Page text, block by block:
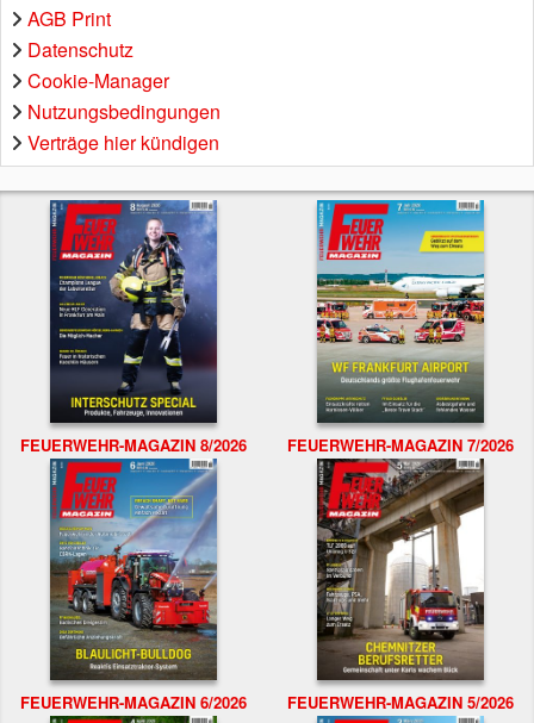
AGB Print
Datenschutz
Cookie-Manager
Nutzungsbedingungen
Verträge hier kündigen
FEUERWEHR-MAGAZIN 8/2026 FEUERWEHR-MAGAZIN 7/2026
FEUERWEHR-MAGAZIN 6/2026 FEUERWEHR-MAGAZIN 5/2026